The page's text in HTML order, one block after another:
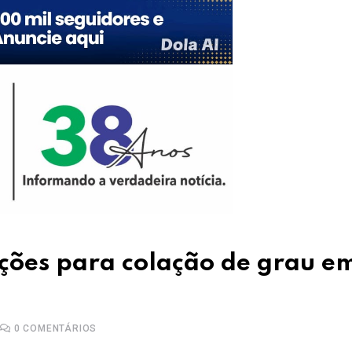
para colação de grau
0 COMENTÁRIOS